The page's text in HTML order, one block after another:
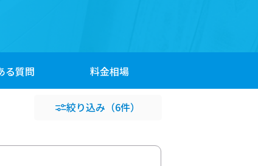
る質問 料金相場
絞り込み （6件）